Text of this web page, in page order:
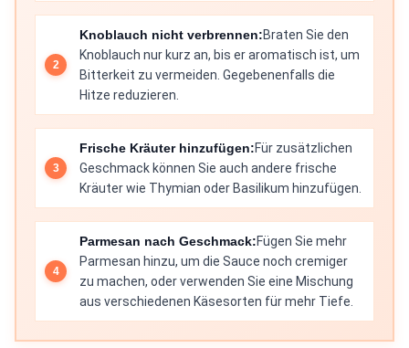
Knoblauch nicht verbrennen:Braten Sie den
Knoblauch nur kurz an, bis er aromatisch ist, um
Bitterkeit zu vermeiden. Gegebenenfalls die
Hitze reduzieren.
Frische Kräuter hinzufügen:Für zusätzlichen
Geschmack können Sie auch andere frische
Kräuter wie Thymian oder Basilikum hinzufügen.
Parmesan nach Geschmack:Fügen Sie mehr
Parmesan hinzu, um die Sauce noch cremiger
zu machen, oder verwenden Sie eine Mischung
aus verschiedenen Käsesorten für mehr Tiefe.